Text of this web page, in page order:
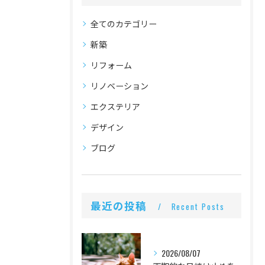
全てのカテゴリー
新築
リフォーム
リノベーション
エクステリア
デザイン
ブログ
最近の投稿 Recent Posts
2026/08/07